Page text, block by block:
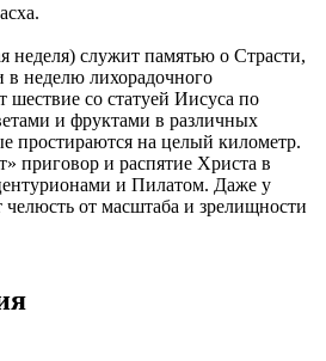
неделя) служит памятью о Страсти,
в неделю лихорадочного
шествие со статуей Иисуса по
и фруктами в различных
простираются на целый километр.
приговор и распятие Христа в
и Пилатом. Даже у
челюсть от масштаба и зрелищности